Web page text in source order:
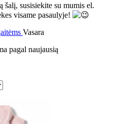
šalį, susisiekite su mumis el.
visame pasaulyje!
Vasara
pagal naujausią